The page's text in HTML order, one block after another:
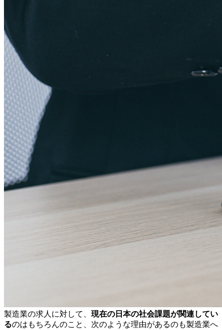
製造業の求人に対して、 現在の日本の社会課題が関連してい
るのはもちろんのこと、次のような理由があるのも製造業へ